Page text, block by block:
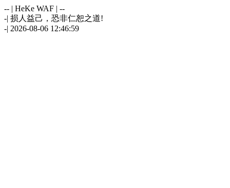
-- | HeKe WAF | --
-| 损人益己，恐非仁恕之道!
-| 2026-08-06 12:46:59